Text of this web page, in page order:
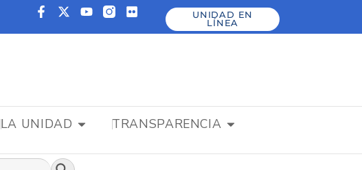
UNIDAD EN
LÍNEA
LA UNIDAD TRANSPARENCIA
Botón de búsqueda